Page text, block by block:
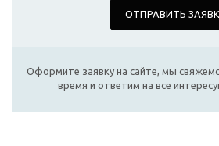
ОТПРАВИТЬ
Оформите заявку на сайте, мы
время и ответим на все